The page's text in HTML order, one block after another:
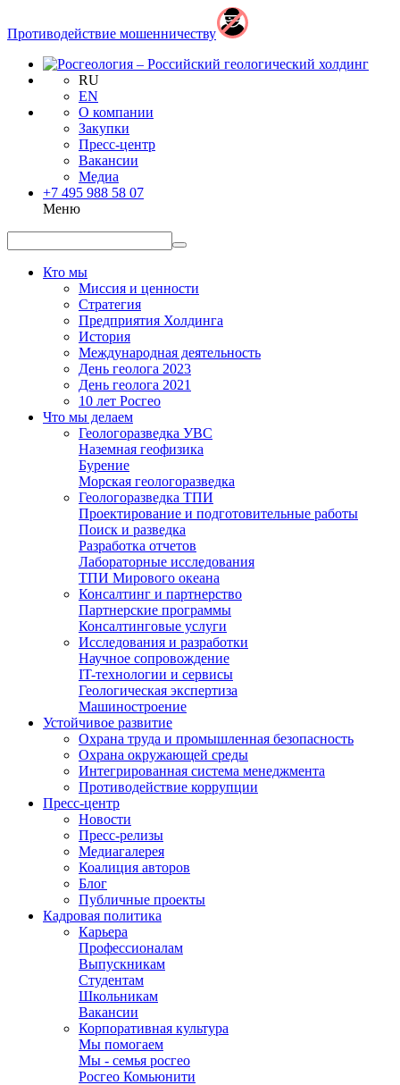
Противодействие мошенничеству
RU
EN
О компании
Закупки
Пресс-центр
Вакансии
Медиа
+7 495 988 58 07
Меню
Кто мы
Миссия и ценности
Стратегия
Предприятия Холдинга
История
Международная деятельность
День геолога 2023
День геолога 2021
10 лет Росгео
Что мы делаем
Геологоразведка УВС
Наземная геофизика
Бурение
Морская геологоразведка
Геологоразведка ТПИ
Проектирование и подготовительные работы
Поиск и разведка
Разработка отчетов
Лабораторные исследования
ТПИ Мирового океана
Консалтинг и партнерство
Партнерские программы
Консалтинговые услуги
Исследования и разработки
Научное сопровождение
IT-технологии и сервисы
Геологическая экспертиза
Машиностроение
Устойчивое развитие
Охрана труда и промышленная безопасность
Охрана окружающей среды
Интегрированная система менеджмента
Противодействие коррупции
Пресс-центр
Новости
Пресс-релизы
Медиагалерея
Коалиция авторов
Блог
Публичные проекты
Кадровая политика
Карьера
Профессионалам
Выпускникам
Студентам
Школьникам
Вакансии
Корпоративная культура
Мы помогаем
Мы - семья росгео
Росгео Комьюнити